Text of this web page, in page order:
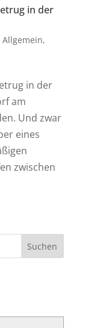
in der
Allgemein,
in der
am
Und zwar
eines
zwischen